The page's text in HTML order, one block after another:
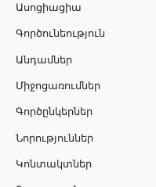
Ասոցիացիա
Գործունեություն
Անդամներ
Միջոցառումներ
Գործընկերներ
Նորություններ
Կոնտակտներ